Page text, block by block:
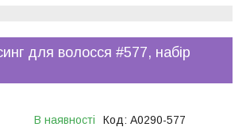
для волосся #577, набір
В наявності Код: A0290-577